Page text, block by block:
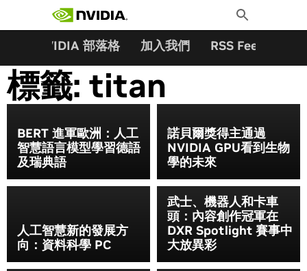
Toggle
Search
NVIDIA 部落格 加入我們 RSS Feeds
標籤: titan
BERT 進軍歐洲：人工
智慧語言模型學習德語
及瑞典語
諾貝爾獎得主通過
NVIDIA GPU看到生物
學的未來
人工智慧新的發展方
向：資料科學 PC
武士、機器人和卡車
頭：內容創作冠軍在
DXR Spotlight 賽事中
大放異彩